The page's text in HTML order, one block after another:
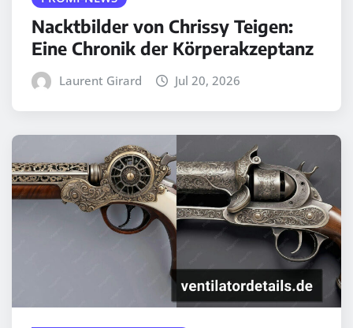
Nacktbilder von Chrissy Teigen:
Eine Chronik der Körperakzeptanz
Laurent Girard Jul 20, 2026